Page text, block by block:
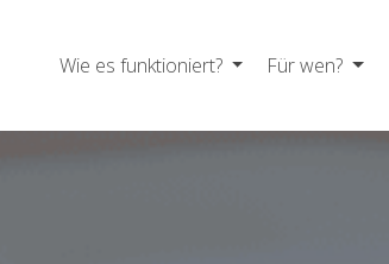
Wie es funktioniert? Für wen?